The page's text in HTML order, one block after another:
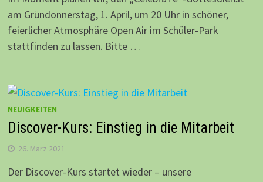
am Gründonnerstag, 1. April, um 20 Uhr in schöner,
feierlicher Atmosphäre Open Air im Schüler-Park
stattfinden zu lassen. Bitte …
NEUIGKEITEN
Discover-Kurs: Einstieg in die Mitarbeit
26. März 2021
Der Discover-Kurs startet wieder – unsere